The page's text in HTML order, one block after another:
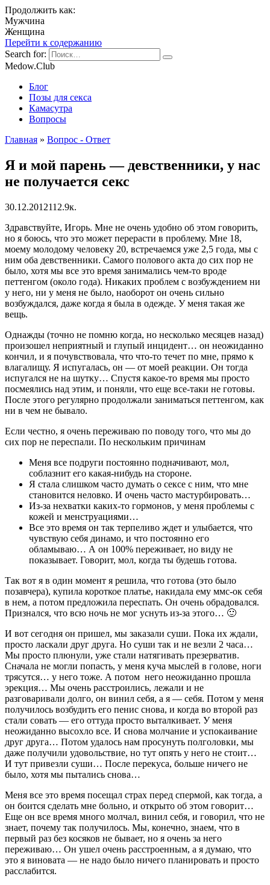
Продолжить как:
Мужчина
Женщина
Перейти к содержанию
Search for:
Medow.Club
Блог
Позы для секса
Камасутра
Вопросы
Главная » Вопрос - Ответ
Я и мой парень — девственники, у нас
не получается секс
30.12.201211 2.9к.
Здравствуйте, Игорь. Мне не очень удобно об этом говорить,
но я боюсь, что это может перерасти в проблему. Мне 18,
моему молодому человеку 20, встречаемся уже 2,5 года, мы с
ним оба девственники. Самого полового акта до сих пор не
было, хотя мы все это время занимались чем-то вроде
петтенгом (около года). Никаких проблем с возбуждением ни
у него, ни у меня не было, наоборот он очень сильно
возбуждался, даже когда я была в одежде. У меня такая же
вещь.
Однажды (точно не помню когда, но несколько месяцев назад)
произошел неприятный и глупый инцидент… он неожиданно
кончил, и я почувствовала, что что-то течет по мне, прямо к
влагалищу. Я испугалась, он — от моей реакции. Он тогда
испугался не на шутку… Спустя какое-то время мы просто
посмеялись над этим, и поняли, что еще все-таки не готовы.
После этого регулярно продолжали заниматься петтенгом, как
ни в чем не бывало.
Если честно, я очень переживаю по поводу того, что мы до
сих пор не переспали. По нескольким причинам
Меня все подруги постоянно подначивают, мол,
соблазнит его какая-нибудь на стороне.
Я стала слишком часто думать о сексе с ним, что мне
становится неловко. И очень часто мастурбировать…
Из-за нехватки каких-то гормонов, у меня проблемы с
кожей и менструациями…
Все это время он так терпеливо ждет и улыбается, что
чувствую себя динамо, и что постоянно его
обламываю… А он 100% переживает, но виду не
показывает. Говорит, мол, когда ты будешь готова.
Так вот я в один момент я решила, что готова (это было
позавчера), купила короткое платье, накидала ему ммс-ок себя
в нем, а потом предложила переспать. Он очень обрадовался.
Признался, что всю ночь не мог уснуть из-за этого… 🙂
И вот сегодня он пришел, мы заказали суши. Пока их ждали,
просто ласкали друг друга. Но суши так и не везли 2 часа…
Мы просто плюнули, уже стали натягивать презерватив.
Сначала не могли попасть, у меня куча мыслей в голове, ноги
трясутся… у него тоже. А потом него неожиданно прошла
эрекция… Мы очень расстроились, лежали и не
разговаривали долго, он винил себя, а я — себя. Потом у меня
получилось возбудить его пенис снова, и когда во второй раз
стали совать — его оттуда просто выталкивает. У меня
неожиданно высохло все. И снова молчание и успокаивание
друг друга… Потом удалось нам просунуть полголовки, мы
даже получили удовольствие, но тут опять у него не стоит…
И тут привезли суши… После перекуса, больше ничего не
было, хотя мы пытались снова…
Меня все это время посещал страх перед спермой, как тогда, а
он боится сделать мне больно, и открыто об этом говорит…
Еще он все время много молчал, винил себя, и говорил, что не
знает, почему так получилось. Мы, конечно, знаем, что в
первый раз без косяков не бывает, но я очень за него
переживаю… Он ушел очень расстроенным, а я думаю, что
это я виновата — не надо было ничего планировать и просто
расслабится.